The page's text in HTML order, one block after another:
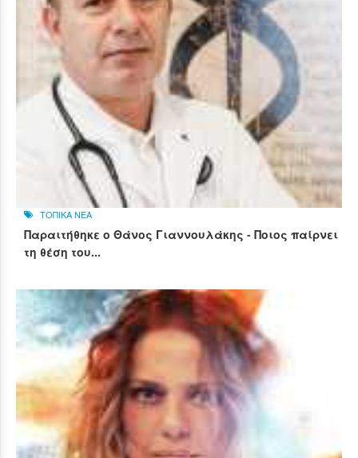
ΤΟΠΙΚΑ ΝΕΑ
Παραιτήθηκε ο Θάνος Γιαννουλάκης - Ποιος παίρνει
τη θέση του...